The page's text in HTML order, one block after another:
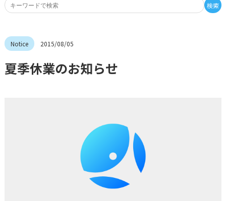
検索
2015/08/05
夏季休業のお知らせ